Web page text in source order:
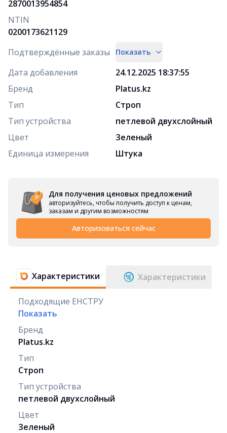
2870013954854
NTIN
0200173621129
Подтверждённые заказы
Показать
Дата добавления
24.12.2025 18:37:55
Бренд
Platus.kz
Тип
Строп
Тип устройства
петлевой двухслойный
Цвет
Зеленый
Единица измерения
Штука
Для получения ценовых предложений
авторизуйтесь, чтобы получить доступ к ценам,
заказам и другим возможностям
Авторизоваться сейчас
Характеристики Характеристики
Подходящие ЕНСТРУ
Показать
Бренд
Platus.kz
Тип
Строп
Тип устройства
петлевой двухслойный
Цвет
Зеленый